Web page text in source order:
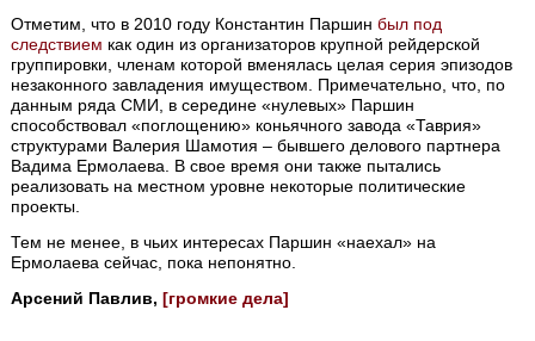
Отметим, что в 2010 году Константин Паршинбыл под
следствием как один из организаторов крупной рейдерской
группировки, членам которой вменялась целая серия эпизодов
незаконного завладения имуществом. Примечательно, что, по
данным ряда СМИ, в середине «нулевых» Паршин
способствовал «поглощению» коньячного завода «Таврия»
структурами Валерия Шамотия – бывшего делового партнера
Вадима Ермолаева. В свое время они также пытались
реализовать на местном уровне некоторые политические
проекты.
Тем не менее, в чьих интересах Паршин «наехал» на
Ермолаева сейчас, пока непонятно.
Арсений Павлив,[громкие дела]